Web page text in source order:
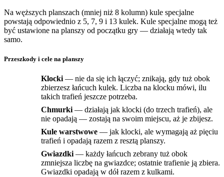
Na węższych planszach (mniej niż 8 kolumn) kule specjalne
powstają odpowiednio z 5, 7, 9 i 13 kulek. Kule specjalne mogą też
być ustawione na planszy od początku gry — działają wtedy tak
samo.
Przeszkody i cele na planszy
Klocki — nie da się ich łączyć; znikają, gdy tuż obok
zbierzesz łańcuch kulek. Liczba na klocku mówi, ilu
takich trafień jeszcze potrzeba.
Chmurki — działają jak klocki (do trzech trafień), ale
nie opadają — zostają na swoim miejscu, aż je zbijesz.
Kule warstwowe — jak klocki, ale wymagają aż pięciu
trafień i opadają razem z resztą planszy.
Gwiazdki — każdy łańcuch zebrany tuż obok
zmniejsza liczbę na gwiazdce; ostatnie trafienie ją zbiera.
Gwiazdki opadają w dół razem z kulkami.